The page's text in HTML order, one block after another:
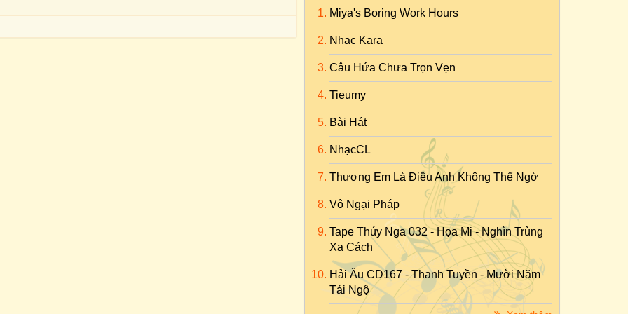
Miya's Boring Work Hours
Nhac Kara
Câu Hứa Chưa Trọn Vẹn
Tieumy
Bài Hát
NhạcCL
Thương Em Là Điều Anh Không Thể Ngờ
Vô Ngại Pháp
Tape Thúy Nga 032 - Họa Mi - Nghìn Trùng
Xa Cách
Hải Âu CD167 - Thanh Tuyền - Mười Năm
Tái Ngộ